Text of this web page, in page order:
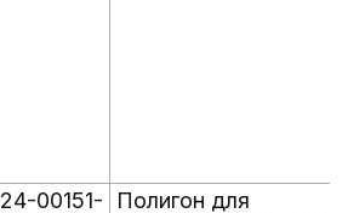
24-00151-
Полигон для